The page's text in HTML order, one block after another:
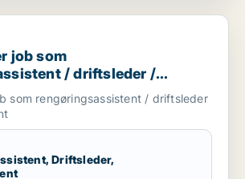
som rengøringsassistent / driftsleder /
job som
/ driftsleder /
som rengøringsassistent / driftsleder
Driftsleder,